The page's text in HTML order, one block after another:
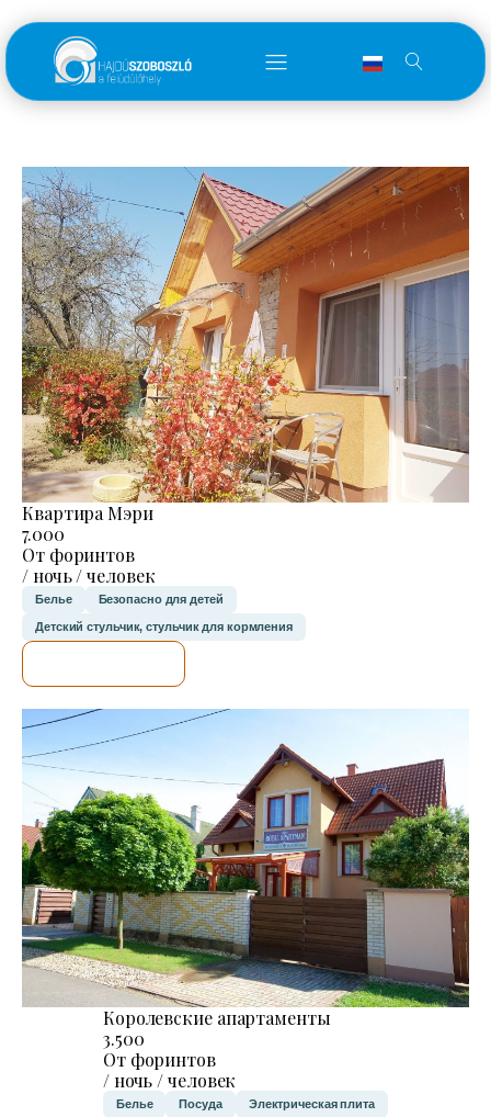
Квартира Мэри
7.000
От форинтов
/ ночь / человек
Белье Безопасно для детей
Детский стульчик, стульчик для кормления
Королевские апартаменты
3.500
От форинтов
/ ночь / человек
Белье Посуда Электрическая плита